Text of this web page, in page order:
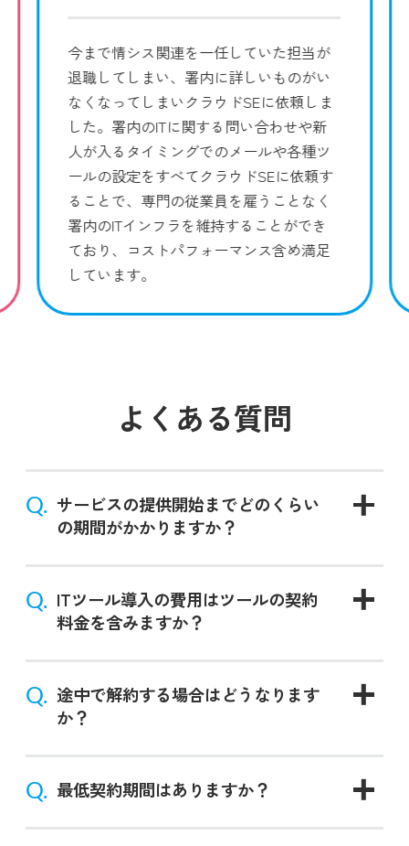
今まで情シス関連を一任していた担当が
退職してしまい、署内に詳しいものがい
なくなってしまいクラウドSEに依頼しま
した。署内のITに関する問い合わせや新
人が入るタイミングでのメールや各種ツ
ールの設定をすべてクラウドSEに依頼す
ることで、専門の従業員を雇うことなく
署内のITインフラを維持することができ
ており、コストパフォーマンス含め満足
しています。
よくある質問
Q. サービスの提供開始までどのくらい
の期間がかかりますか？
Q. ITツール導入の費用はツールの契約
料金を含みますか？
Q. 途中で解約する場合はどうなります
か？
Q. 最低契約期間はありますか？